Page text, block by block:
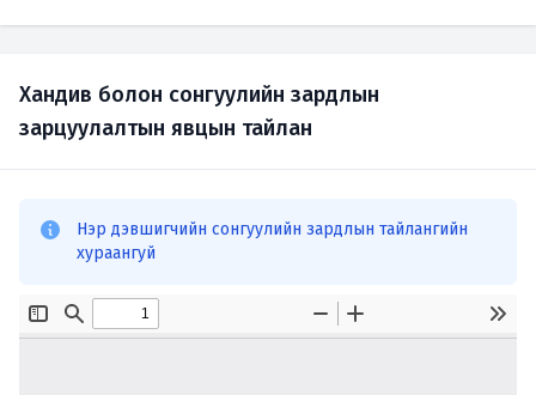
Хандив болон сонгуулийн зардлын
зарцуулалтын явцын тайлан
Нэр дэвшигчийн сонгуулийн зардлын тайлангийн
хураангуй